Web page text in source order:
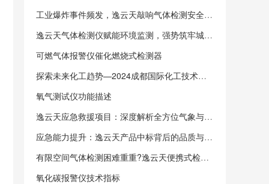
工业爆炸事件频发，逸云天敲响气体检测安全警钟
逸云天气体检测仪赋能环境监测，强势筑牢城市绿水青山
可燃气体报警仪催化燃烧式检测器
探索未来化工趋势—2024成都国际化工技术装备展
氧气测试仪功能描述
逸云天应急救援项目：深度解析全方位气象与气体监测的创新实践
应急能力提升：逸云天产品中标背后的品质与实力
有限空间气体检测困难重重?逸云天便携式检测仪轻松搞定!
氧化碳报警仪技术指标